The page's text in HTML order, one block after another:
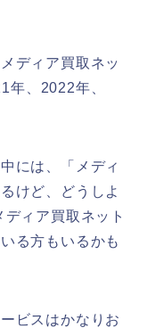
ディア買取ネッ
年、2022年、
には、「メディ
けど、どうしよ
ィア買取ネット
る方もいるかも
ビスはかなりお